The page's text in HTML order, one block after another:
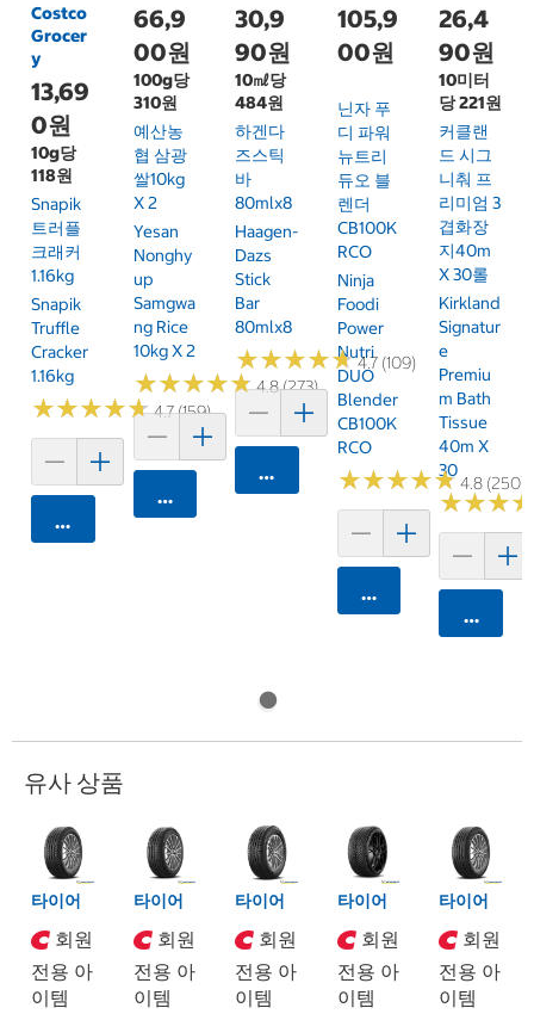
Costco
Grocer
y
13,69
0원
10g당
118원
Snapik
트러플
크래커
1.16kg
Snapik
Truffle
Cracker
1.16kg
★★★★★
★★★★★4.7 (159)
카트에 담기
66,9
00원
100g당
310원
예산농
협 삼광
쌀10kg
X 2
Yesan
Nonghy
Up
Samgwa
Ng Rice
10kg X 2
★★★★★
★★★★★4.8 (273)
카트에 담기
30,9
90원
10㎖당
484원
하겐다
즈스틱
바
80mlx8
Haagen-
Dazs
Stick
Bar
80mlx8
★★★★★
★★★★★4.7 (109)
카트에 담기
105,9
00원
닌자 푸
디 파워
뉴트리
듀오 블
렌더
CB100K
RCO
Ninja
Foodi
Power
Nutri
DUO
Blender
CB100K
RCO
★★★★★
★★★★★4.8 (250)
카트에 담기
26,4
90원
10미터
당 221원
커클랜
드 시그
니춰 프
리미엄 3
겹화장
지40m
X 30롤
Kirkland
Signatur
E
Premiu
M Bath
Tissue
40m X
30
★★★
★★★
카트에
유사 상품
타이어
회원
전용 아
이템
타이어
회원
전용 아
이템
타이어
회원
전용 아
이템
타이어
회원
전용 아
이템
타이어
회원
전용 아
이템